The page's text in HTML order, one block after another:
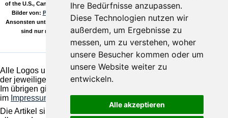
Ihre Bedürfnisse anzupassen.
Diese Technologien nutzen wir
außerdem, um Ergebnisse zu
messen, um zu verstehen, woher
unsere Besucher kommen oder um
unsere Website weiter zu
entwickeln.
Alle akzeptieren
of the U.S., Canada and elsewhere. Used under license. Außerdem verwenden wir
Bilder von: Pixelio.de
Ansonsten unterliegen alle unsere Inhalte selbstverständlich dem Copyright und
sind nur mit unserer ausdrücklichen Genehmigung zu reproduzieren!
Alle Logos und Warenzeichen auf dieser Seite sind Eigentum
der jeweiligen Besitzer und Lizenzhalter.
Im übrigen gilt Haftungsausschluss. Weitere Details finden Sie
im Impressum
Die Artikel sind geistiges Eigentum des/der jeweiligen Autoren,